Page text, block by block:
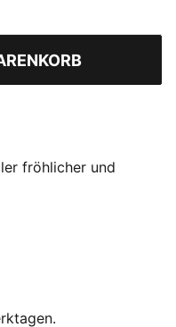
fröhlicher und
Mit verspielten Prints
ist jedes Teil für
und die Welt
wilde Designs
PUMA Logo